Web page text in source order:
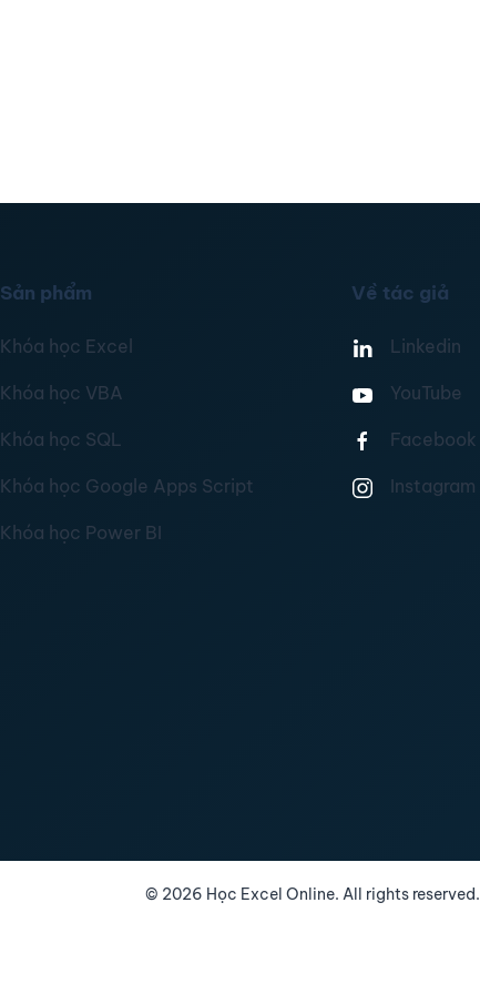
Sản phẩm
Khóa học Excel
Khóa học VBA
Khóa học SQL
Khóa học Google Apps Script
Khóa học Power BI
Về tác giả
Linkedin
YouTube
Facebook
Instagram
© 2026 Học Excel Online. All rights reserved.